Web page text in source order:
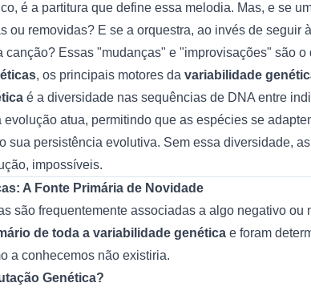
é a partitura que define essa melodia. Mas, e se
ou removidas? E se a orquestra, ao invés de seguir
canção? Essas "mudanças" e "improvisações" são o
, os principais motores da variabilidade
é a diversidade nas sequências de DNA entre
atua, permitindo que as espécies se
sua persistência evolutiva. Sem essa diversidade,
impossíveis.
A Fonte Primária de Novidade
são frequentemente associadas a algo negativo ou
de toda a variabilidade genética e foram
a conhecemos não existiria.
Genética?